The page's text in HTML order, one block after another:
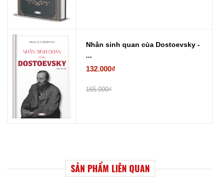
Nhân sinh quan của Dostoevsky -
...
132.000₫
165.000₫
SẢN PHẨM LIÊN QUAN